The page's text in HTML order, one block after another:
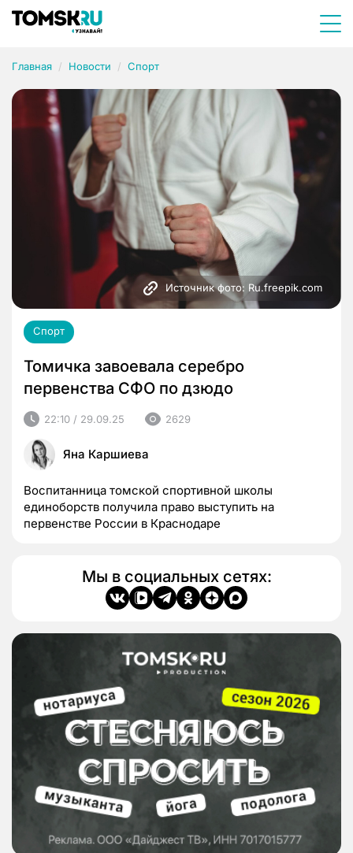
Главная Новости Спорт
Источник фото: Ru.freepik.com
Спорт
Томичка завоевала серебро
первенства СФО по дзюдо
22:10 / 29.09.25 2629
Яна Каршиева
Воспитанница томской спортивной школы
единоборств получила право выступить на
первенстве России в Краснодаре
Мы в социальных сетях: